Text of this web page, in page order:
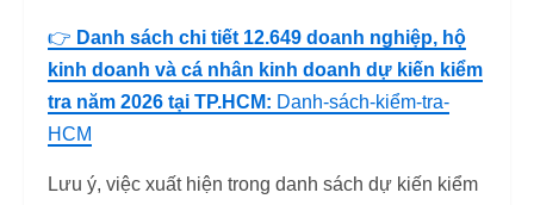
👉 Danh sách chi tiết 12.649 doanh nghiệp, hộ
kinh doanh và cá nhân kinh doanh dự kiến kiểm
tra năm 2026 tại TP.HCM: Danh-sách-kiểm-tra-
HCM
Lưu ý, việc xuất hiện trong danh sách dự kiến kiểm